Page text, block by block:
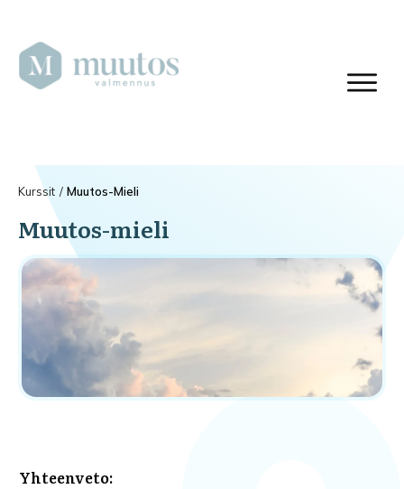
Kurssit / Muutos-Mieli
Muutos-mieli
Yhteenveto: